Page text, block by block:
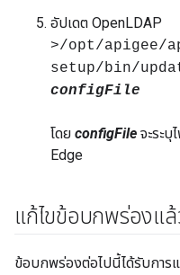
อัปเดต OpenLDAP
>/opt/apigee/
setup/bin/
configFile
โดย configFile จะระ
Edge
แก้ไขข้อบกพร่องแล้
ข้อบกพร่องต่อไปนี้ได้รับการ